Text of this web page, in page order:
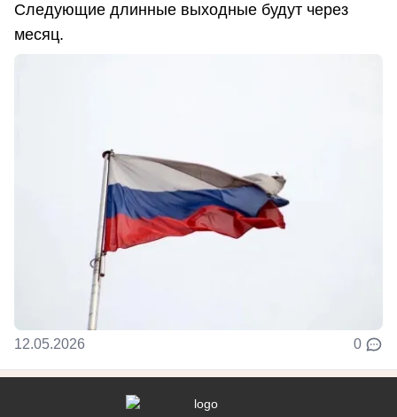
Следующие длинные выходные будут через
месяц.
12.05.2026 0